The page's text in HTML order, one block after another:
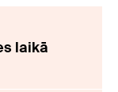
laikā